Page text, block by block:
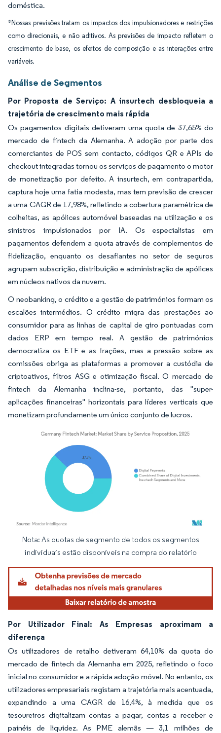
doméstica.
*Nossas previsões tratam os impactos dos impulsionadores e restrições
como direcionais, e não aditivos. As previsões de impacto refletem o
crescimento de base, os efeitos de composição e as interações entre
variáveis.
Análise de Segmentos
Por Proposta de Serviço: A insurtech desbloqueia a
trajetória de crescimento mais rápida
Os pagamentos digitais detiveram uma quota de 37,65% do
mercado de fintech da Alemanha. A adoção por parte dos
comerciantes de POS sem contacto, códigos QR e APIs de
checkout integradas tornou os serviços de pagamento o motor
de monetização por defeito. A insurtech, em contrapartida,
captura hoje uma fatia modesta, mas tem previsão de crescer
a uma CAGR de 17,98%, refletindo a cobertura paramétrica de
colheitas, as apólices automóvel baseadas na utilização e os
sinistros impulsionados por IA. Os especialistas em
pagamentos defendem a quota através de complementos de
fidelização, enquanto os desafiantes no setor de seguros
agrupam subscrição, distribuição e administração de apólices
em núcleos nativos da nuvem.
O neobanking, o crédito e a gestão de patrimónios formam os
escalões intermédios. O crédito migra das prestações ao
consumidor para as linhas de capital de giro pontuadas com
dados ERP em tempo real. A gestão de patrimónios
democratiza os ETF e as frações, mas a pressão sobre as
comissões obriga as plataformas a promover a custódia de
criptoativos, filtros ASG e otimização fiscal. O mercado de
fintech da Alemanha inclina-se, portanto, das "super-
aplicações financeiras" horizontais para líderes verticais que
monetizam profundamente um único conjunto de lucros.
Imagem © Mordor Intelligence. O reuso requer atribuição conforme CC BY 4.0.
Nota: As quotas de segmento de todos os segmentos
individuais estão disponíveis na compra do relatório
Por Utilizador Final: As Empresas aproximam a
diferença
Os utilizadores de retalho detiveram 64,10% da quota do
mercado de fintech da Alemanha em 2025, refletindo o foco
inicial no consumidor e a rápida adoção móvel. No entanto, os
utilizadores empresariais registam a trajetória mais acentuada,
expandindo a uma CAGR de 16,4%, à medida que os
tesoureiros digitalizam contas a pagar, contas a receber e
painéis de liquidez. As PME alemãs — 3,1 milhões de